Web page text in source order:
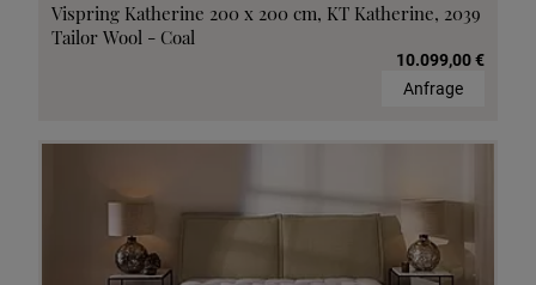
Vispring Katherine 200 x 200 cm, KT Katherine, 2039
Tailor Wool - Coal
10.099,00 €
Anfrage